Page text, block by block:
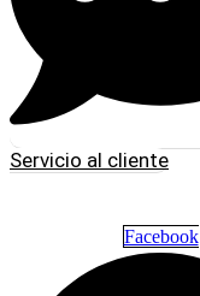
Servicio al cliente
Facebook